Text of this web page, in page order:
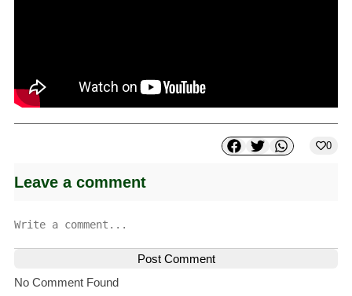
0
Leave a comment
Post Comment
No Comment Found